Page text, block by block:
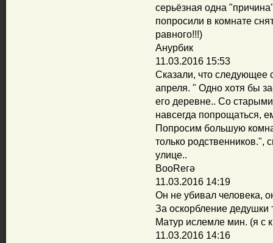
серьёзная одна
попросили в комнате
равного!!!)
Анурбик
11.03.2016 15:53
Сказали, что следующее
апреля. " Одно хотя бы
его деревне.. Со
навсегда попрощаться,
Попросим большую
только родственников.",
улице..
ВооReгә
11.03.2016 14:19
Он не убивал человека,
За оскорбление дедушки
Матур ислемле мин. (я с
11.03.2016 14:16